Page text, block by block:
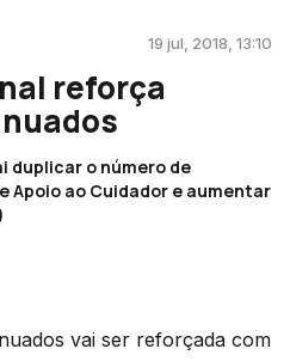
19 jul, 2018, 13:10
reforça
duplicar o número de
Apoio ao Cuidador e aumentar
vai ser reforçada com